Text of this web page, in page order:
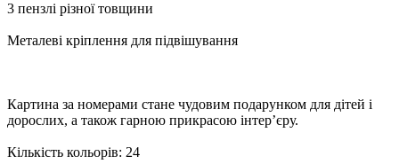
3 пензлі різної товщини
Металеві кріплення для підвішування
Картина за номерами стане чудовим подарунком для дітей і
дорослих, а також гарною прикрасою інтер’єру.
Кількість кольорів: 24